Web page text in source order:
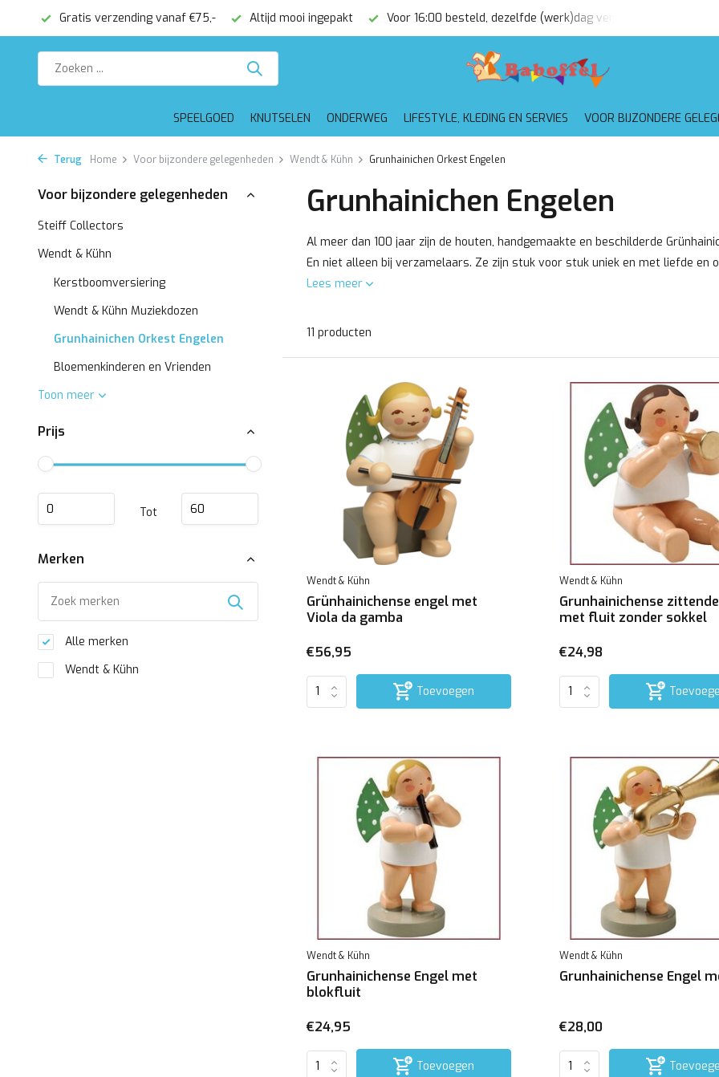
Gratis verzending vanaf €75,- Altijd mooi ingepakt Voor 16:00 besteld, dezelfde (werk)dag verzonden
SPEELGOED KNUTSELEN ONDERWEG LIFESTYLE, KLEDING EN SERVIES VOOR BIJZONDERE
Terug Home Voor bijzondere gelegenheden Wendt & Kühn Grunhainichen Orkest Engelen
Voor bijzondere gelegenheden
Steiff Collectors
Wendt & Kühn
Kerstboomversiering
Wendt & Kühn Muziekdozen
Grunhainichen Orkest Engelen
Bloemenkinderen en Vrienden
Toon meer
Prijs
Tot
Merken
Alle merken
Wendt & Kühn
Grunhainichen Engelen
Al meer dan 100 jaar zijn de houten, handgemaakte en beschilderde
En niet alleen bij verzamelaars. Ze zijn stuk voor stuk uniek en met liefde en
Lees meer
11 producten
Wendt & Kühn
Grünhainichense engel met
Viola da gamba
€56,95
Toevoegen
Wendt & Kühn
Grunhainichense
met fluit zonder sokkel
€24,98
Wendt & Kühn
Grunhainichense Engel met
blokfluit
€24,95
Toevoegen
Wendt & Kühn
Grunhainichense Engel
€28,00